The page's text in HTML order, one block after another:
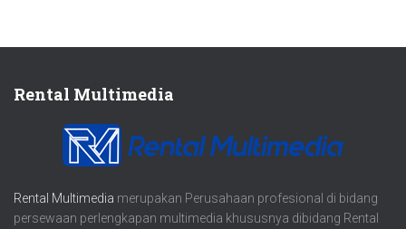
Rental Multimedia
Rental Multimedia merupakan Perusahaan profesional di bidang
persewaan perlengkapan multimedia khususnya dibidang Rental